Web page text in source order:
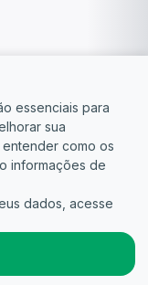
Termos
essenciais para
sua
como os
informações de
dados, acesse